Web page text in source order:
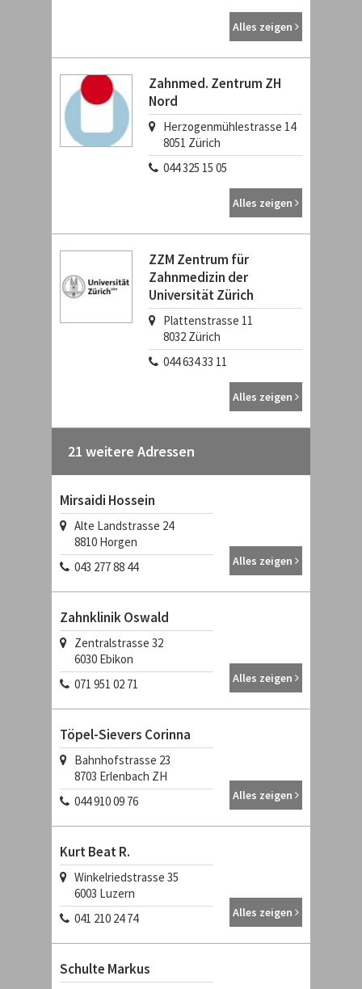
Alles zeigen
Zahnmed. Zentrum ZH
Nord
Herzogenmühlestrasse 14
8051 Zürich
044 325 15 05
Alles zeigen
ZZM Zentrum für
Zahnmedizin der
Universität Zürich
Plattenstrasse 11
8032 Zürich
044 634 33 11
Alles zeigen
21 weitere Adressen
Mirsaidi Hossein
Alte Landstrasse 24
8810 Horgen
043 277 88 44
Alles zeigen
Zahnklinik Oswald
Zentralstrasse 32
6030 Ebikon
071 951 02 71
Alles zeigen
Töpel-Sievers Corinna
Bahnhofstrasse 23
8703 Erlenbach ZH
044 910 09 76
Alles zeigen
Kurt Beat R.
Winkelriedstrasse 35
6003 Luzern
041 210 24 74
Alles zeigen
Schulte Markus